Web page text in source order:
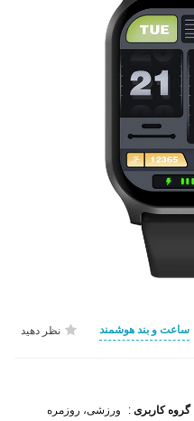
ساعت و بند هوشمند نظر دهید
گروه کاربری :
ورزشی، روزمره